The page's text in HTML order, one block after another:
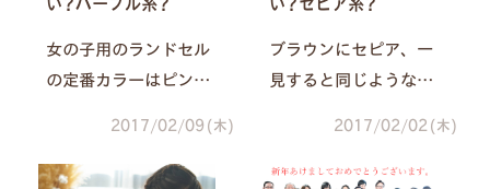
女の子用のランドセル
の定番カラーはピンク
を好むお子さまもいら
2017/02/09(木)
ブラウンにセピア、一
見すると同じような茶
印象が異なるんです。
2017/02/02(木)